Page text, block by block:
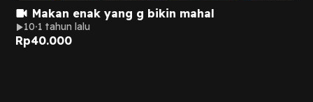
Makan enak yang g bikin mahal
10 1 tahun lalu
Rp40.000